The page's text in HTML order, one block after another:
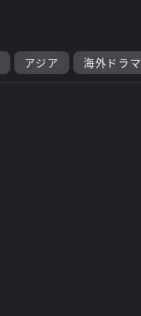
アジア 海外ドラマ